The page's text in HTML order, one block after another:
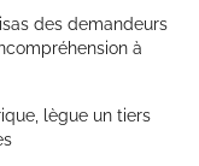
des demandeurs
à
lègue un tiers